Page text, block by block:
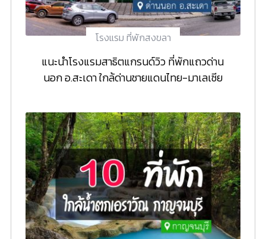
โรงแรม ที่พักสงขลา
แนะนำโรงแรมสาธิตแกรนด์วิว ที่พักแถวด่าน
นอก อ.สะเดา ใกล้ด่านชายแดนไทย-มาเลเซีย